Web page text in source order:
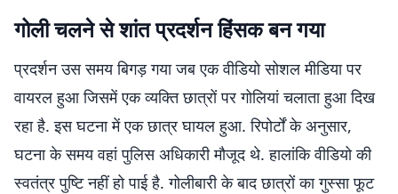
गोली चलने से शांत प्रदर्शन हिंसक बन गया
प्रदर्शन उस समय बिगड़ गया जब एक वीडियो सोशल मीडिया पर
वायरल हुआ जिसमें एक व्यक्ति छात्रों पर गोलियां चलाता हुआ दिख
रहा है. इस घटना में एक छात्र घायल हुआ. रिपोर्टों के अनुसार,
घटना के समय वहां पुलिस अधिकारी मौजूद थे. हालांकि वीडियो की
स्वतंत्र पुष्टि नहीं हो पाई है. गोलीबारी के बाद छात्रों का गुस्सा फूट